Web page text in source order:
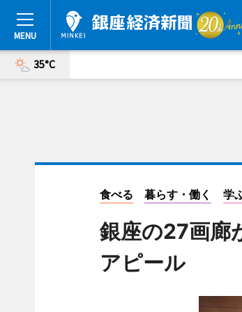
35°C
食べる 暮らす・働く 学
銀座の27画廊
アピール